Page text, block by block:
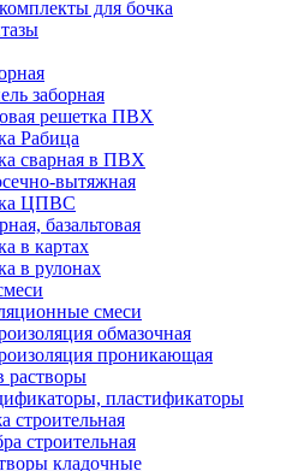
для бочка
заборная
решетка ПВХ
Рабица
сварная в ПВХ
вытяжная
ЦПВС
базальтовая
в картах
в рулонах
смеси
обмазочная
проникающая
растворы
пластификаторы
строительная
строительная
кладочные